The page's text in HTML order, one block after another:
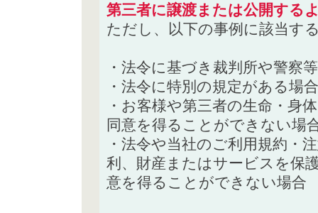
第三者に譲渡または公開する
ただし、以下の事例に該当す
・法令に基づき裁判所や警察
・法令に特別の規定がある場合
・お客様や第三者の生命・身
同意を得ることができない場
・法令や当社のご利用規約・
利、財産またはサービスを保
意を得ることができない場合